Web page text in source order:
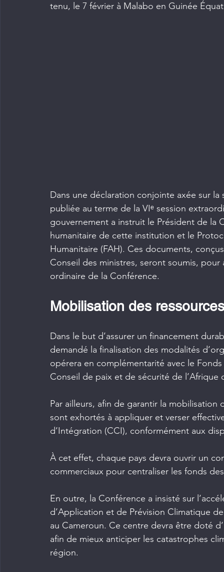
tenu, le 7 février à Malabo en Guinée
Dans une déclaration conjointe axée sur
publiée au terme de la VIᵉ session
gouvernement a instruit le Président de la
humanitaire de cette institution et le
Humanitaire (FAH). Ces documents,
Conseil des ministres, seront soumis,
ordinaire de la Conférence.
Mobilisation des
Dans le but d’assurer un financement
demandé la finalisation des modalités
opérera en complémentarité avec le
Conseil de paix et de sécurité de l’Afrique
Par ailleurs, afin de garantir la
sont exhortés à appliquer et verser
d’Intégration (CCI), conformément aux
À cet effet, chaque pays devra ouvrir un
commerciaux pour centraliser les fonds
En outre, la Conférence a insisté sur
d’Application et de Prévision Climatique
au Cameroun. Ce centre devra être doté
afin de mieux anticiper les catastrophes
région.